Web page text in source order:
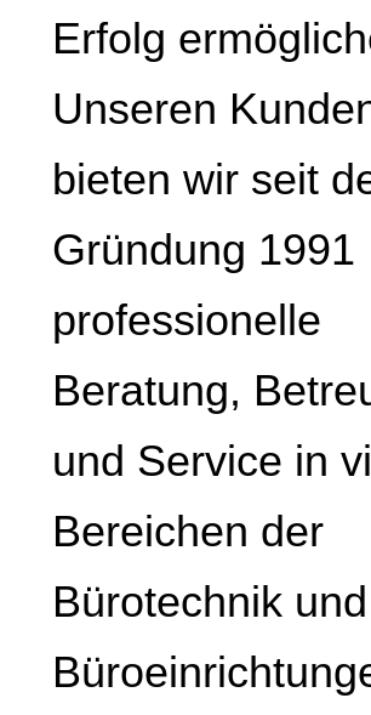
Erfolg
Unseren
bieten wir seit
Gründung 1991
professionelle
Beratung,
und Service in
Bereichen der
Bürotechnik und